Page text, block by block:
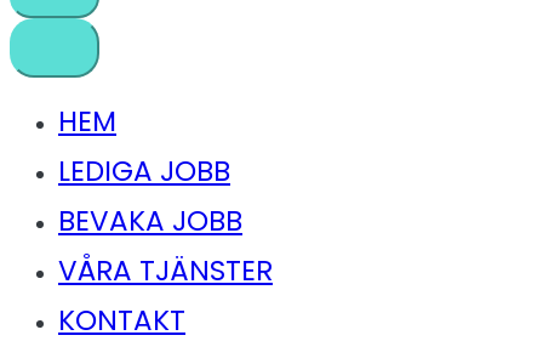
HEM
LEDIGA JOBB
BEVAKA JOBB
VÅRA TJÄNSTER
KONTAKT